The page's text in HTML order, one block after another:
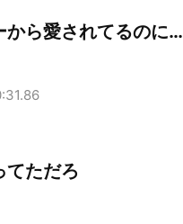
から愛されてるのに…
てただろ